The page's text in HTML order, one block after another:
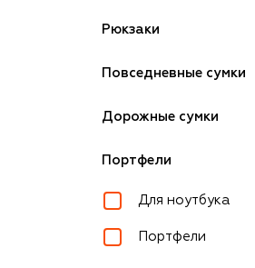
Рюкзаки
Повседневные сумки
Дорожные сумки
Портфели
Для ноутбука
Портфели